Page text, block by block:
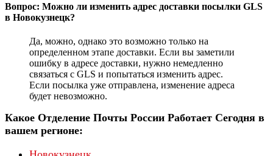
Вопрос: Можно ли изменить адрес доставки посылки GLS
в Новокузнецк?
Да, можно, однако это возможно только на
определенном этапе доставки. Если вы заметили
ошибку в адресе доставки, нужно немедленно
связаться с GLS и попытаться изменить адрес.
Если посылка уже отправлена, изменение адреса
будет невозможно.
Какое Отделение Почты России Работает Сегодня в
вашем регионе: